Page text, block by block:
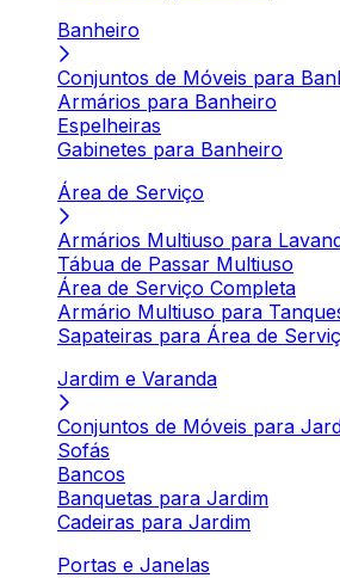
Banheiro
Conjuntos de Móveis para
Armários para Banheiro
Espelheiras
Gabinetes para Banheiro
Área de Serviço
Armários Multiuso para
Tábua de Passar Multiuso
Área de Serviço Completa
Armário Multiuso para
Sapateiras para Área de
Jardim e Varanda
Conjuntos de Móveis para
Sofás
Bancos
Banquetas para Jardim
Cadeiras para Jardim
Portas e Janelas